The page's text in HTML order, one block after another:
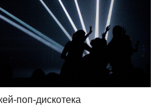
поп-дискотека